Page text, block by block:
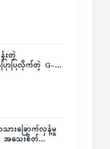
းတဲ့
ာပြလိုက်တဲ့ G-
ားခြောက်လှန့်မှု
သေးစိတ်